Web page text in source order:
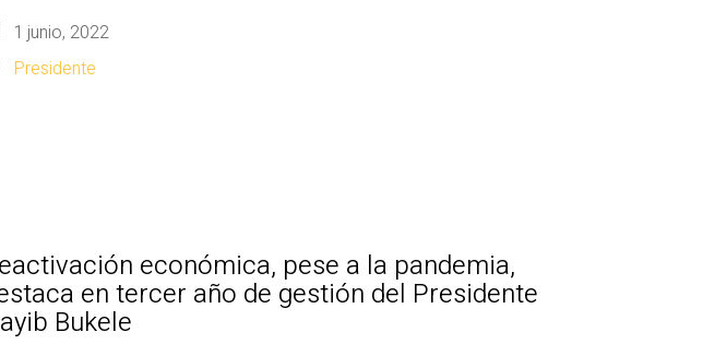
1 junio, 2022
Presidente
económica, pese a la pandemia,
en tercer año de gestión del Presidente
Bukele